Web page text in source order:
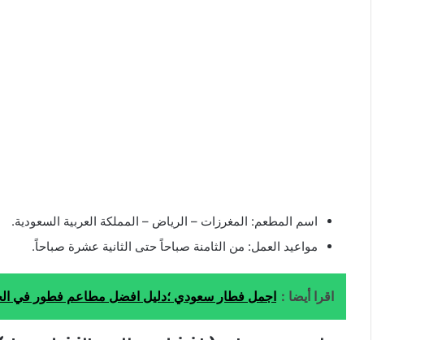
اسم المطعم: المغرزات – الرياض – المملكة العربية السعودية.
مواعيد العمل: من الثامنة صباحاً حتى الثانية عشرة صباحاً.
اقرا أيضا : اجمل فطار سعودي ؛دليل افضل مطاعم فطور في الخبر